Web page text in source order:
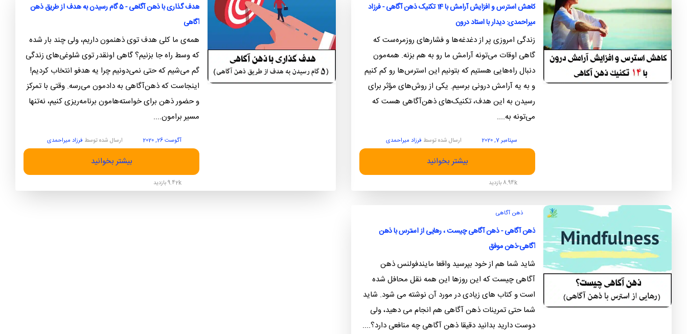
کاهش استرس و افزایش آرامش با 14 تکنیک ذهن آگاهی - فرزاد
میراحمدی: دیدار با استاد درون
زندگی امروزی پر از دغدغه‌ها و فشارهای روزمره‌ست که
گاهی اوقات می‌تونه آرامش ما رو به هم بزنه. همه‌مون
دنبال راه‌هایی هستیم که بتونیم این استرس‌ها رو کم کنیم
و به یه آرامش درونی برسیم. یکی از روش‌های مؤثر برای
رسیدن به این هدف، تکنیک‌های ذهن‌آگاهی هست که
می‌تونه به....
سپتامبر 7, 2020 ارسال شده توسط فرزاد میراحمدی
بیشتر بخوانید
هدف گذاری با ذهن آگاهی - 5 گام رسیدن به هدف از طریق ذهن
آگاهی
همه‌ی ما کلی هدف توی ذهنمون داریم، ولی چند بار شده
که وسط راه جا بزنیم؟ گاهی اونقدر توی شلوغی‌های زندگی
گم می‌شیم که حتی نمی‌دونیم چرا یه هدفو انتخاب کردیم!
اینجاست که ذهن‌آگاهی به دادمون می‌رسه. وقتی با تمرکز
و حضور ذهن برای خواسته‌هامون برنامه‌ریزی کنیم، نه‌تنها
مسیر برامون....
آگوست 26, 2020 ارسال شده توسط فرزاد میراحمدی
بیشتر بخوانید
ذهن آگاهی
ذهن آگاهی - ذهن آگاهی چیست ، رهایی از استرس با ذهن
آگاهی-ذهن موفق
شاید شما هم از خود بپرسید واقعا مایندفولنس ذهن
آگاهی چیست که این روزها این همه نقل محافل شده
است و کتاب های زیادی در مورد آن نوشته می شود. شاید
شما حتی تمرینات ذهن آگاهی هم انجام می دهید، ولی
دوست دارید بدانید دقیقا ذهن آگاهی چه منافعی دارد؟....